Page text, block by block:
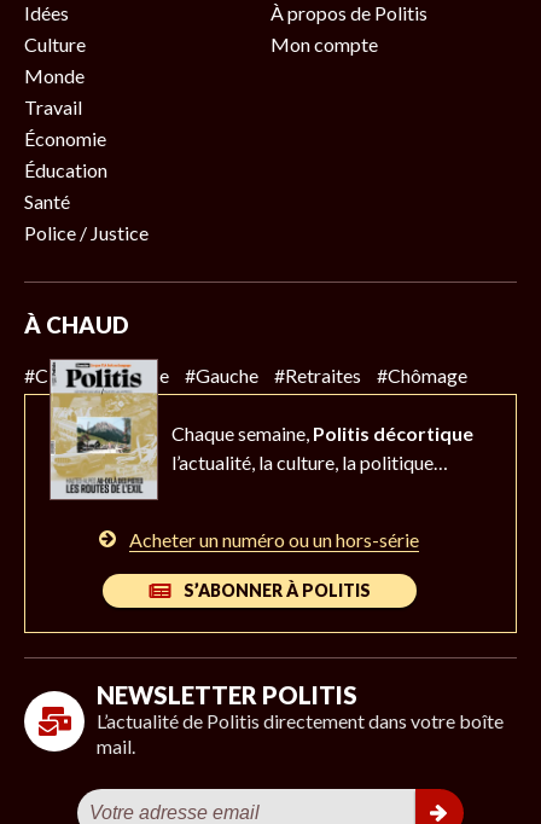
Idées
Culture
Monde
Travail
Économie
Éducation
Santé
Police / Justice
À propos de Politis
Mon compte
À CHAUD
#Climat #Police #Gauche #Retraites #Chômage
Chaque semaine, Politis décortique
l’actualité, la culture, la politique…
Acheter un numéro ou un hors-série
S’ABONNER À POLITIS
NEWSLETTER POLITIS
L’actualité de Politis directement dans votre boîte
mail.